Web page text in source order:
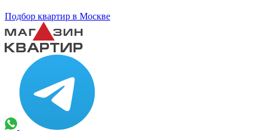
Подбор квартир в Москве